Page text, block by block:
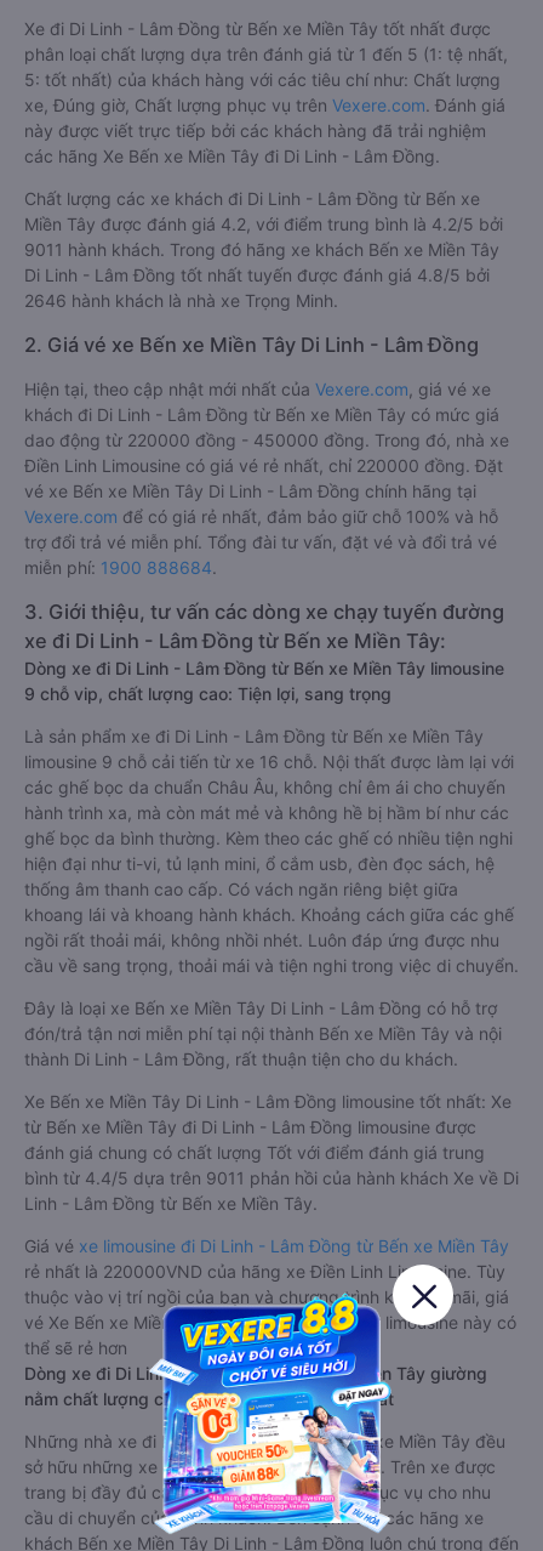
Xe đi Di Linh - Lâm Đồng từ Bến xe Miền Tây tốt nhất được
phân loại chất lượng dựa trên đánh giá từ 1 đến 5 (1: tệ nhất,
5: tốt nhất) của khách hàng với các tiêu chí như: Chất lượng
xe, Đúng giờ, Chất lượng phục vụ trên Vexere.com. Đánh giá
này được viết trực tiếp bởi các khách hàng đã trải nghiệm
các hãng Xe Bến xe Miền Tây đi Di Linh - Lâm Đồng.
Chất lượng các xe khách đi Di Linh - Lâm Đồng từ Bến xe
Miền Tây được đánh giá 4.2, với điểm trung bình là 4.2/5 bởi
9011 hành khách. Trong đó hãng xe khách Bến xe Miền Tây
Di Linh - Lâm Đồng tốt nhất tuyến được đánh giá 4.8/5 bởi
2646 hành khách là nhà xe Trọng Minh.
2. Giá vé xe Bến xe Miền Tây Di Linh - Lâm Đồng
Hiện tại, theo cập nhật mới nhất của Vexere.com , giá vé xe
khách đi Di Linh - Lâm Đồng từ Bến xe Miền Tây có mức giá
dao động từ 220000 đồng - 450000 đồng. Trong đó, nhà xe
Điền Linh Limousine có giá vé rẻ nhất, chỉ 220000 đồng. Đặt
vé xe Bến xe Miền Tây Di Linh - Lâm Đồng chính hãng tại
Vexere.com để có giá rẻ nhất, đảm bảo giữ chỗ 100% và hỗ
trợ đổi trả vé miễn phí. Tổng đài tư vấn, đặt vé và đổi trả vé
miễn phí: 1900 888684.
3. Giới thiệu, tư vấn các dòng xe chạy tuyến đường
xe đi Di Linh - Lâm Đồng từ Bến xe Miền Tây:
Dòng xe đi Di Linh - Lâm Đồng từ Bến xe Miền Tây limousine
9 chỗ vip, chất lượng cao: Tiện lợi, sang trọng
Là sản phẩm xe đi Di Linh - Lâm Đồng từ Bến xe Miền Tây
limousine 9 chỗ cải tiến từ xe 16 chỗ. Nội thất được làm lại với
các ghế bọc da chuẩn Châu Âu, không chỉ êm ái cho chuyến
hành trình xa, mà còn mát mẻ và không hề bị hầm bí như các
ghế bọc da bình thường. Kèm theo các ghế có nhiều tiện nghi
hiện đại như ti-vi, tủ lạnh mini, ổ cắm usb, đèn đọc sách, hệ
thống âm thanh cao cấp. Có vách ngăn riêng biệt giữa
khoang lái và khoang hành khách. Khoảng cách giữa các ghế
ngồi rất thoải mái, không nhồi nhét. Luôn đáp ứng được nhu
cầu về sang trọng, thoải mái và tiện nghi trong việc di chuyển.
Đây là loại xe Bến xe Miền Tây Di Linh - Lâm Đồng có hỗ trợ
đón/trả tận nơi miễn phí tại nội thành Bến xe Miền Tây và nội
thành Di Linh - Lâm Đồng, rất thuận tiện cho du khách.
Xe Bến xe Miền Tây Di Linh - Lâm Đồng limousine tốt nhất: Xe
từ Bến xe Miền Tây đi Di Linh - Lâm Đồng limousine được
đánh giá chung có chất lượng Tốt với điểm đánh giá trung
bình từ 4.4/5 dựa trên 9011 phản hồi của hành khách Xe về Di
Linh - Lâm Đồng từ Bến xe Miền Tây.
Giá vé xe limousine đi Di Linh - Lâm Đồng từ Bến xe Miền Tây
rẻ nhất là 220000VND của hãng xe Điền Linh Limousine. Tùy
thuộc vào vị trí ngồi của bạn và chương trình khuyến mãi, giá
vé Xe Bến xe Miền Tây đi Di Linh - Lâm Đồng limousine này có
thể sẽ rẻ hơn
Dòng xe đi Di Linh - Lâm Đồng từ Bến xe Miền Tây giường
nằm chất lượng cao: Thoải mái, giá cả tốt nhất
Những nhà xe đi Di Linh - Lâm Đồng từ Bến xe Miền Tây đều
sở hữu những xe giường nằm chất lượng cao. Trên xe được
trang bị đầy đủ các trang thiết bị hiện đại phục vụ cho nhu
cầu di chuyển của hành khách. Bên cạnh đó, các hãng xe
khách Bến xe Miền Tây Di Linh - Lâm Đồng luôn chú trọng đến